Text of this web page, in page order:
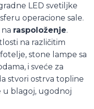
LED svetiljke
operacione sale.
raspoloženje.
na različitim
stone lampe sa
i sveće za
stvori ostrva topline
u blagoj, ugodnoj